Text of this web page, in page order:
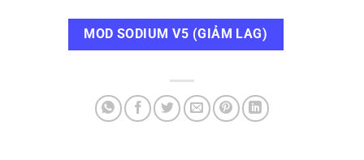
MOD SODIUM V5 (GIẢM LAG)